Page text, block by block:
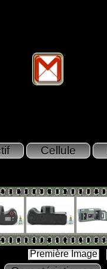
Première Image